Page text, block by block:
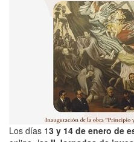
Los días 13 y 14 de enero de